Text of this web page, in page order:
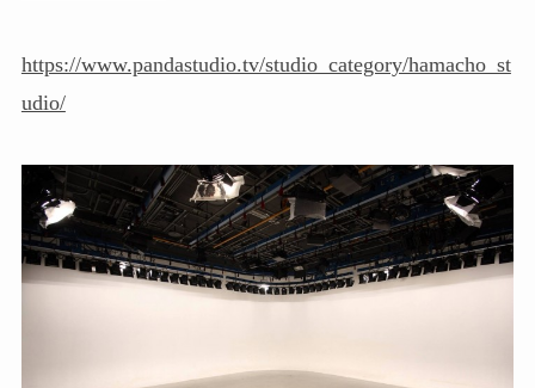
https://www.pandastudio.tv/studio_category/hamacho_st
udio/